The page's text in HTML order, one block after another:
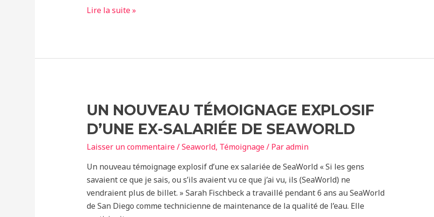
Le
Son
Les
Bélugas
Lire la suite »
UN NOUVEAU TÉMOIGNAGE EXPLOSIF
D’UNE EX-SALARIÉE DE SEAWORLD
Laisser un commentaire/Seaworld, Témoignage/ Paradmin
Un nouveau témoignage explosif d’une ex salariée de SeaWorld « Si les gens
savaient ce que je sais, ou s’ils avaient vu ce que j’ai vu, ils (SeaWorld) ne
vendraient plus de billet. » Sarah Fischbeck a travaillé pendant 6 ans au SeaWorld
de San Diego comme technicienne de maintenance de la qualité de l’eau. Elle